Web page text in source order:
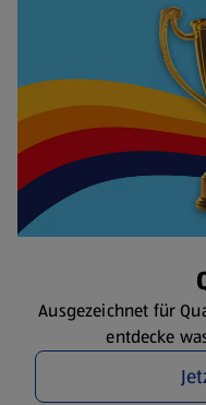
Ausgezeichnet für
entdecke